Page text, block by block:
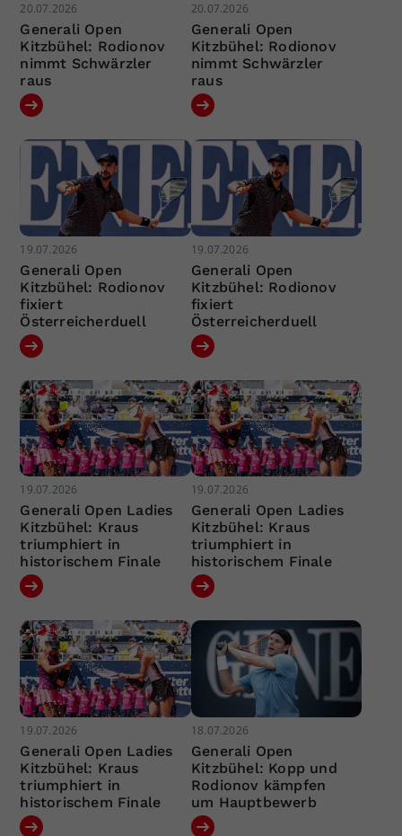
20.07.2026
Generali Open
Kitzbühel: Rodionov
nimmt Schwärzler
raus
20.07.2026
Generali Open
Kitzbühel: Rodionov
nimmt Schwärzler
raus
19.07.2026
Generali Open
Kitzbühel: Rodionov
fixiert
Österreicherduell
19.07.2026
Generali Open
Kitzbühel: Rodionov
fixiert
Österreicherduell
19.07.2026
Generali Open Ladies
Kitzbühel: Kraus
triumphiert in
historischem Finale
19.07.2026
Generali Open Ladies
Kitzbühel: Kraus
triumphiert in
historischem Finale
19.07.2026
Generali Open Ladies
Kitzbühel: Kraus
triumphiert in
historischem Finale
18.07.2026
Generali Open
Kitzbühel: Kopp und
Rodionov kämpfen
um Hauptbewerb